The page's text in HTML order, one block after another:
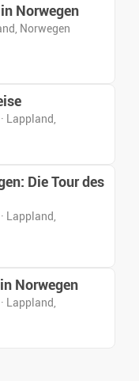
Norwegen
Norwegen
Lappland,
Die Tour des
Lappland,
Norwegen
Lappland,